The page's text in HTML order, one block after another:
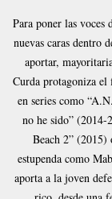
Para poner las voces
nuevas caras dentro
aportar,
Curda protagoniza
en series como
no he sido” (2014-
Beach 2” (2015)
estupenda como
aporta a la joven